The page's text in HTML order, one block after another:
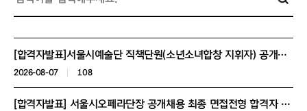
[합격자발표]서울시예술단 직책단원(소년소녀합창 지휘자) 공개채용 최종면접 합격자 공고
2026-08-07 108
[합격자발표] 서울시오페라단장 공개채용 최종 면접전형 합격자 공고